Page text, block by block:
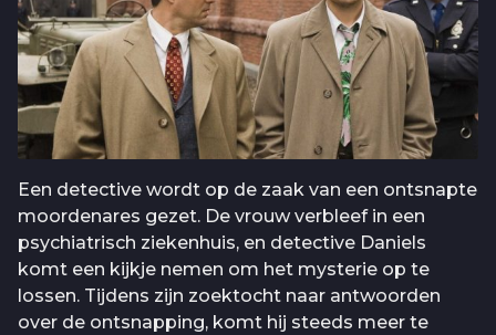
Een detective wordt op de zaak van een ontsnapte
moordenares gezet. De vrouw verbleef in een
psychiatrisch ziekenhuis, en detective Daniels
komt een kijkje nemen om het mysterie op te
lossen. Tijdens zijn zoektocht naar antwoorden
over de ontsnapping, komt hij steeds meer te